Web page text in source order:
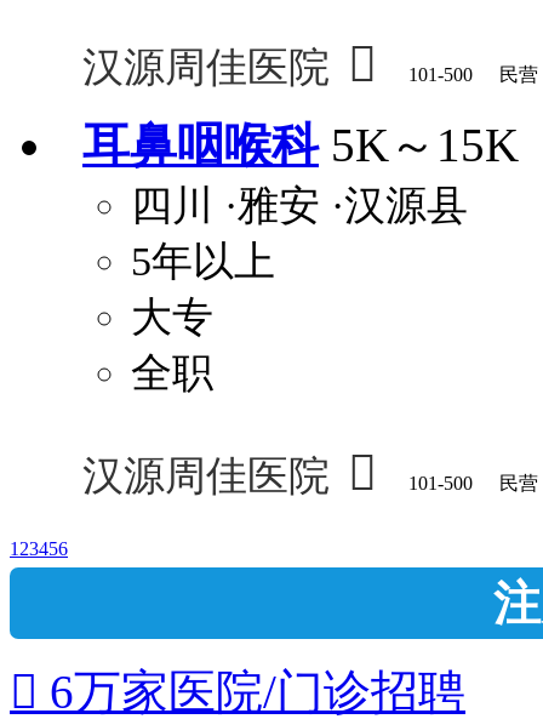
汉源周佳医院  101-500 民营
耳鼻咽喉科 5K～15K
四川 ·雅安 ·汉源县
5年以上
大专
全职
汉源周佳医院  101-500 民营
1 23456
 6万家医院/门诊招聘